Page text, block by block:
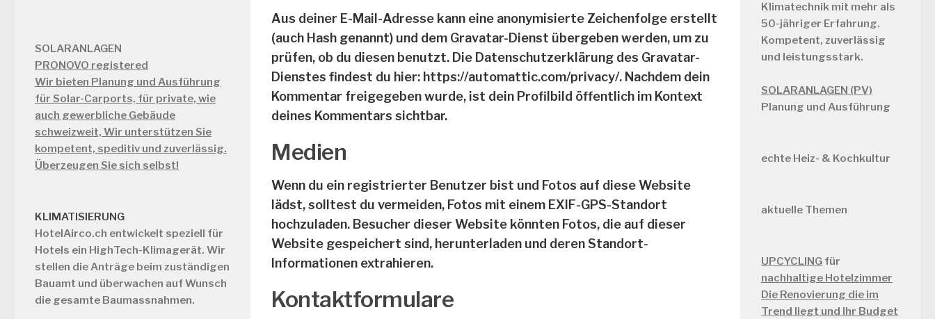
Aus deiner E-Mail-Adresse kann eine anonymisierte Zeichenfolge erstellt
(auch Hash genannt) und dem Gravatar-Dienst übergeben werden, um zu
prüfen, ob du diesen benutzt. Die Datenschutzerklärung des Gravatar-
Dienstes findest du hier: https://automattic.com/privacy/. Nachdem dein
Kommentar freigegeben wurde, ist dein Profilbild öffentlich im Kontext
deines Kommentars sichtbar.
Medien
Wenn du ein registrierter Benutzer bist und Fotos auf diese Website
lädst, solltest du vermeiden, Fotos mit einem EXIF-GPS-Standort
hochzuladen. Besucher dieser Website könnten Fotos, die auf dieser
Website gespeichert sind, herunterladen und deren Standort-
Informationen extrahieren.
Kontaktformulare
SOLARANLAGEN
PRONOVO registered
Wir bieten Planung und Ausführung
für Solar-Carports, für private, wie
auch gewerbliche Gebäude
schweizweit, Wir unterstützen Sie
kompetent, speditiv und zuverlässig.
Überzeugen Sie sich selbst!
KLIMATISIERUNG
HotelAirco.ch entwickelt speziell für
Hotels ein HighTech-Klimagerät. Wir
stellen die Anträge beim zuständigen
Bauamt und überwachen auf Wunsch
die gesamte Baumassnahmen.
Klimatechnik mit mehr als
50-jähriger Erfahrung.
Kompetent, zuverlässig
und leistungsstark.
SOLARANLAGEN (PV)
Planung und Ausführung
echte Heiz- & Kochkultur
aktuelle Themen
UPCYCLING für
nachhaltige Hotelzimmer
Die Renovierung die im
Trend liegt und Ihr Budget